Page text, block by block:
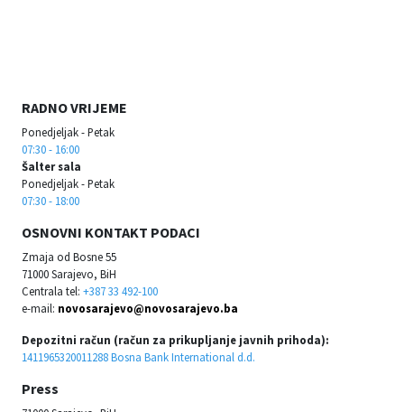
RADNO VRIJEME
Ponedjeljak - Petak
07:30 - 16:00
Šalter sala
Ponedjeljak - Petak
07:30 - 18:00
OSNOVNI KONTAKT PODACI
Zmaja od Bosne 55
71000 Sarajevo, BiH
Centrala tel: +387 33 492-100
e-mail: novosarajevo@novosarajevo.ba
Depozitni račun (račun za prikupljanje javnih prihoda):
1411965320011288 Bosna Bank International d.d.
Press